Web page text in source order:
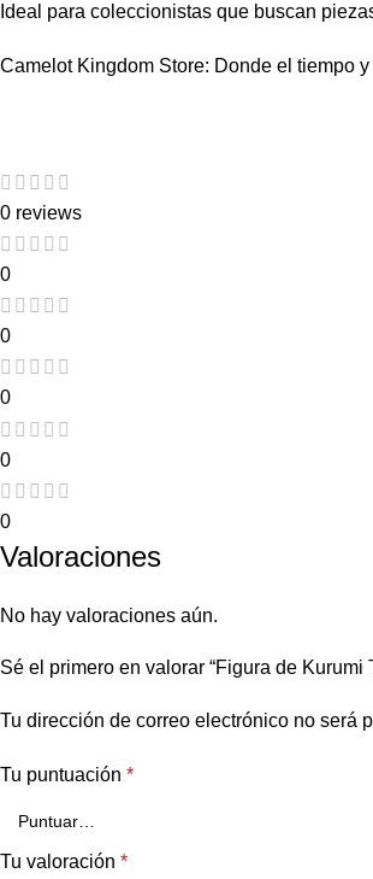
Ideal para coleccionistas que buscan
Camelot Kingdom Store: Donde el tiempo
0 reviews
0
0
0
0
0
Valoraciones
No hay valoraciones aún.
Sé el primero en valorar “Figura de Kurumi
Tu dirección de correo electrónico no será
Tu puntuación *
Tu valoración *